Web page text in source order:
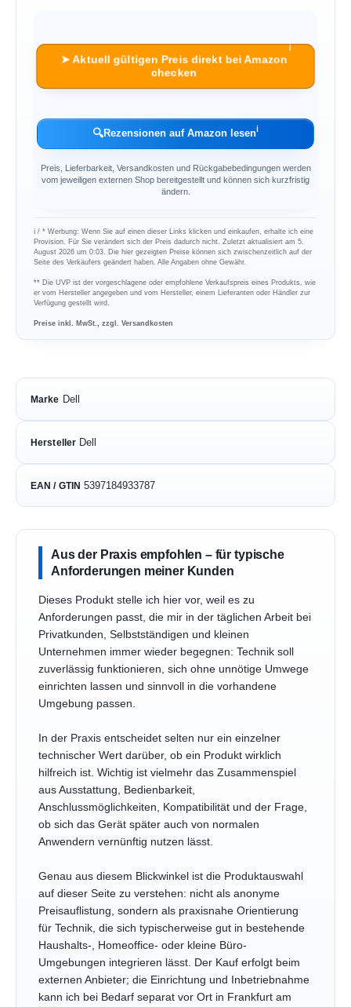
➤ Aktuell gültigen Preis direkt bei Amazon
checken
ℹ︎
🔍Rezensionen auf Amazon lesenℹ︎
Preis, Lieferbarkeit, Versandkosten und Rückgabebedingungen werden
vom jeweiligen externen Shop bereitgestellt und können sich kurzfristig
ändern.
ℹ︎ / * Werbung: Wenn Sie auf einen dieser Links klicken und einkaufen, erhalte ich eine
Provision. Für Sie verändert sich der Preis dadurch nicht. Zuletzt aktualisiert am 5.
August 2026 um 0:03. Die hier gezeigten Preise können sich zwischenzeitlich auf der
Seite des Verkäufers geändert haben. Alle Angaben ohne Gewähr.
** Die UVP ist der vorgeschlagene oder empfohlene Verkaufspreis eines Produkts, wie
er vom Hersteller angegeben und vom Hersteller, einem Lieferanten oder Händler zur
Verfügung gestellt wird.
Preise inkl. MwSt., zzgl. Versandkosten
Marke Dell
Hersteller Dell
EAN / GTIN 5397184933787
Aus der Praxis empfohlen – für typische
Anforderungen meiner Kunden
Dieses Produkt stelle ich hier vor, weil es zu
Anforderungen passt, die mir in der täglichen Arbeit bei
Privatkunden, Selbstständigen und kleinen
Unternehmen immer wieder begegnen: Technik soll
zuverlässig funktionieren, sich ohne unnötige Umwege
einrichten lassen und sinnvoll in die vorhandene
Umgebung passen.
In der Praxis entscheidet selten nur ein einzelner
technischer Wert darüber, ob ein Produkt wirklich
hilfreich ist. Wichtig ist vielmehr das Zusammenspiel
aus Ausstattung, Bedienbarkeit,
Anschlussmöglichkeiten, Kompatibilität und der Frage,
ob sich das Gerät später auch von normalen
Anwendern vernünftig nutzen lässt.
Genau aus diesem Blickwinkel ist die Produktauswahl
auf dieser Seite zu verstehen: nicht als anonyme
Preisauflistung, sondern als praxisnahe Orientierung
für Technik, die sich typischerweise gut in bestehende
Haushalts-, Homeoffice- oder kleine Büro-
Umgebungen integrieren lässt. Der Kauf erfolgt beim
externen Anbieter; die Einrichtung und Inbetriebnahme
kann ich bei Bedarf separat vor Ort in Frankfurt am